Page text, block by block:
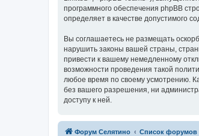
программного обеспечения phpBB
определяет в качестве допустимого
Вы соглашаетесь не размещать
нарушить законы вашей страны,
привести к вашему немедленному
возможности проведения такой
любое время по своему усмотрению.
без вашего разрешения, ни
доступу к ней.
Форум Селятино Список форумов